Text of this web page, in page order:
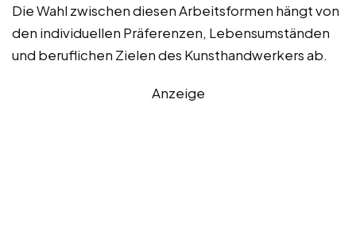
Die Wahl zwischen diesen Arbeitsformen hängt von
den individuellen Präferenzen, Lebensumständen
und beruflichen Zielen des Kunsthandwerkers ab.
Anzeige